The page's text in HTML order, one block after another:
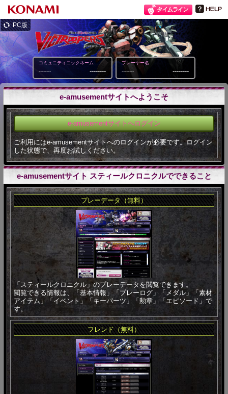
PC版
コミュニティニックネーム
-------- --------
プレーヤー名
-------- --------
e-amusementサイトへようこそ
e-amusementサイトへログイン
ご利用にはe-amusementサイトへのログインが必要です。ログイン
した状態で、再度お試しください。
e-amusementサイト スティールクロニクルでできること
プレーデータ（無料）
「スティールクロニクル」のプレーデータを閲覧できます。
閲覧できる情報は、「基本情報」「プレーログ」「メダル」「素材
アイテム」「イベント」「キーパーツ」「勲章」「エピソード」で
す。
フレンド（無料）